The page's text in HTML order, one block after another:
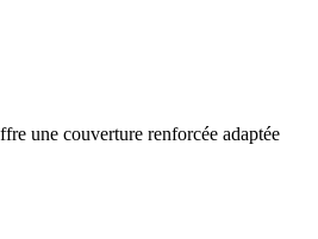
une couverture renforcée adaptée